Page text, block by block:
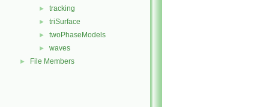
► tracking
► triSurface
► twoPhaseModels
► waves
► File Members